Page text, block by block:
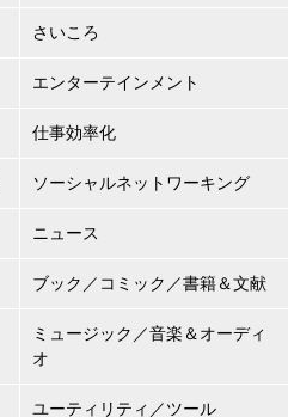
さいころ
エンターテインメント
仕事効率化
ソーシャルネットワーキング
ニュース
ブック／コミック／書籍＆文献
ミュージック／音楽＆オーディ
オ
ユーティリティ／ツール